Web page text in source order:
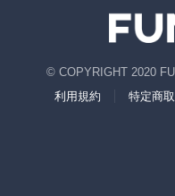
© COPYRIGHT 2020
利用規約
特定商